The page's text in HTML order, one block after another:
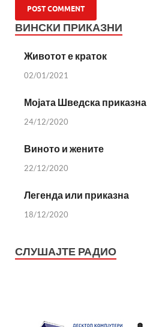
ВИНСКИ ПРИКАЗНИ
Животот е краток
02/01/2021
Мојата Шведска приказна
24/12/2020
Виното и жените
22/12/2020
Легенда или приказна
18/12/2020
СЛУШАЈТЕ РАДИО